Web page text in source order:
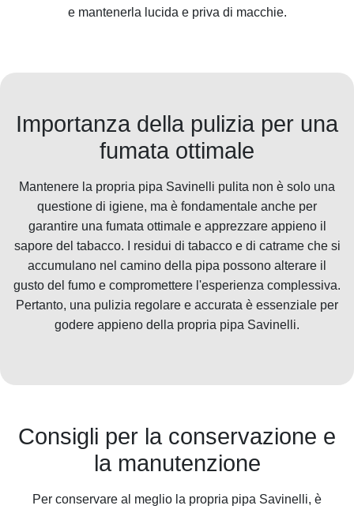
e mantenerla lucida e priva di macchie.
Importanza della pulizia per una
fumata ottimale
Mantenere la propria pipa Savinelli pulita non è solo una
questione di igiene, ma è fondamentale anche per
garantire una fumata ottimale e apprezzare appieno il
sapore del tabacco. I residui di tabaccoe di catrame che si
accumulano nel camino della pipa possono alterare il
gusto del fumo e compromettere l'esperienza complessiva.
Pertanto, una pulizia regolare e accurata è essenziale per
godere appieno della propria pipa Savinelli.
Consigli per la conservazione e
la manutenzione
Per conservare al meglio la propria pipa Savinelli, è